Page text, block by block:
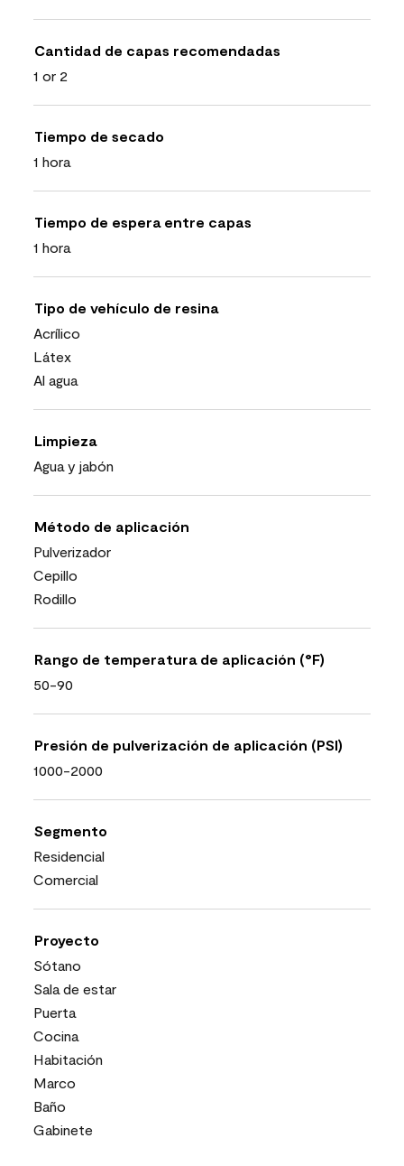
Cantidad de capas recomendadas
1 or 2
Tiempo de secado
1 hora
Tiempo de espera entre capas
1 hora
Tipo de vehículo de resina
Acrílico
Látex
Al agua
Limpieza
Agua y jabón
Método de aplicación
Pulverizador
Cepillo
Rodillo
Rango de temperatura de aplicación (°F)
50-90
Presión de pulverización de aplicación (PSI)
1000-2000
Segmento
Residencial
Comercial
Proyecto
Sótano
Sala de estar
Puerta
Cocina
Habitación
Marco
Baño
Gabinete